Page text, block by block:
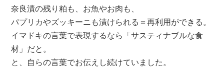
奈良漬の残り粕も、お魚やお肉も、
パプリカやズッキーニも漬けられる＝再利用ができる。
イマドキの言葉で表現するなら「サスティナブルな食
材」だと。
と、自らの言葉でお伝えし続けていました。